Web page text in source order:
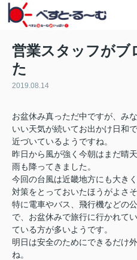
営業スタッフがブ
た
2019.08.14
お盆休み真っただ中ですが、み
いい天気が続いてお出かけ日和
近づいているようですね。
昨日から風が強く今朝はまだ晴
雨も降ってきました。
今回の台風は近畿地方にも大き
対策をとっておいたほうがよさそ
特に電車やバス、飛行機などの
で、お盆休みで旅行に行かれて
ている方が多いようです。
明日は安全のためにできるだけ
ね。